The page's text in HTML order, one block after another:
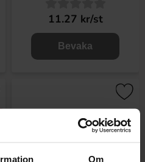
Om
11.27 kr/st
Bevaka